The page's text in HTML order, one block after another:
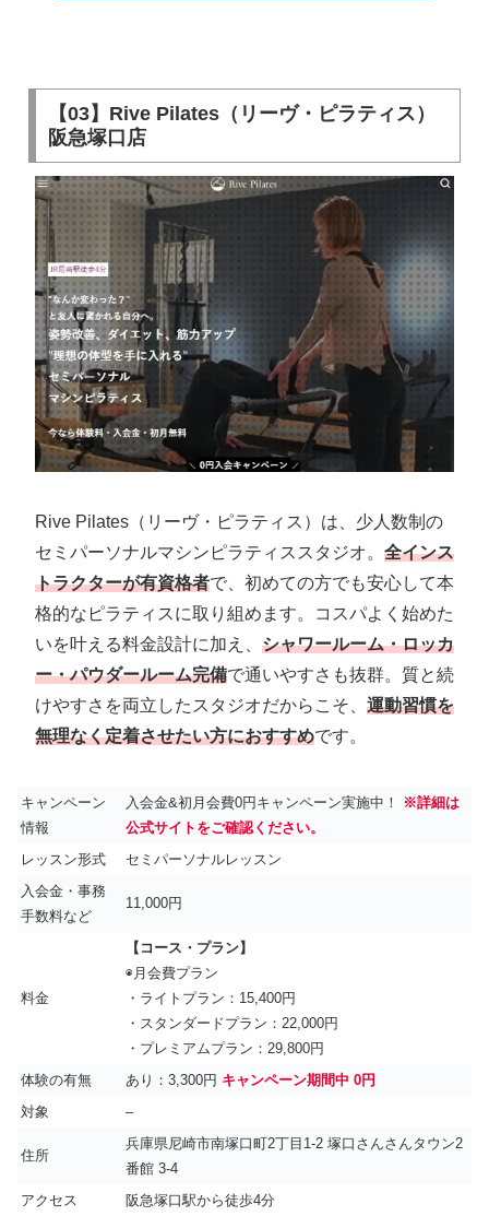
【03】Rive Pilates（リーヴ・ピラティス）
阪急塚口店
Rive Pilates（リーヴ・ピラティス）は、少人数制の
セミパーソナルマシンピラティススタジオ。 全インス
トラクターが有資格者で、初めての方でも安心して本
格的なピラティスに取り組めます。コスパよく始めた
いを叶える料金設計に加え、 シャワールーム・ロッカ
ー・パウダールーム完備で通いやすさも抜群。質と続
けやすさを両立したスタジオだからこそ、 運動習慣を
無理なく定着させたい方におすすめです。
キャンペーン
情報
入会金&初月会費0円キャンペーン実施中！
※詳細は
公式サイトをご確認ください。
レッスン形式
セミパーソナルレッスン
入会金・事務
手数料など
11,000円
料金
【コース・プラン】
◉月会費プラン
・ライトプラン：15,400円
・スタンダードプラン：22,000円
・プレミアムプラン：29,800円
体験の有無
あり：3,300円 キャンペーン期間中 0円
対象
–
住所
兵庫県尼崎市南塚口町2丁目1-2 塚口さんさんタウン2
番館 3-4
アクセス
阪急塚口駅から徒歩4分